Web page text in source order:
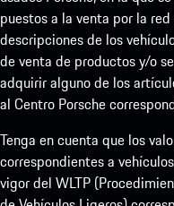
puestos a la venta por la
descripciones de los
de venta de productos y/o
adquirir alguno de los
al Centro Porsche
Tenga en cuenta que los
correspondientes a
vigor del WLTP